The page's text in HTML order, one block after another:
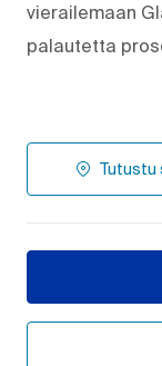
vierailemaan
palautetta
Tutustu